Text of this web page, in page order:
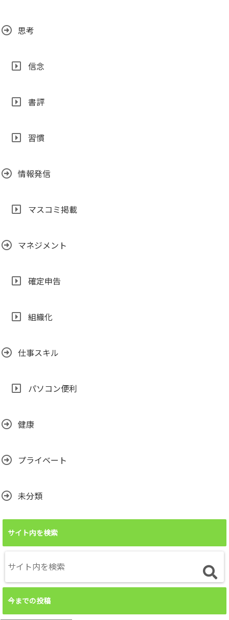
思考
信念
書評
習慣
情報発信
マスコミ掲載
マネジメント
確定申告
組織化
仕事スキル
パソコン便利
健康
プライベート
未分類
サイト内を検索
今までの投稿